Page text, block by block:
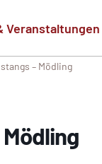
Veranstaltungen
– Mödling
Mödling